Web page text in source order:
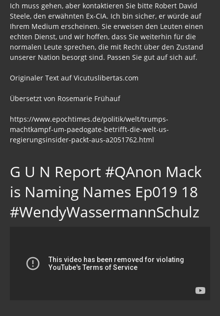
Ich muss gehen, aber kontaktieren Sie bitte Robert David
Steele, den erwähnten Ex-CIA. Ich bin sicher, er würde auf
Ihrem Medium erscheinen. Sie erweisen den Leuten einen
echten Dienst, und wir hoffen, dass Sie weiterhin für die
normalen Leute sprechen, die mit Recht über den Zustand
unserer Nation besorgt sind. Passen Sie gut auf sich auf.
Originaler Text auf Vicutuslibertas.com
Übersetzt von Rosemarie Frühauf
https://www.epochtimes.de/politik/welt/trumps-
machtkampf-um-paedogate-betrifft-die-welt-us-
regierungsinsider-packt-aus-a2051762.html
G U N Report #QAnon Mack
is Naming Names Ep019 18
#WendyWassermannSchulz